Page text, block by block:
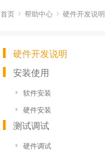
首页 帮助中心 硬件开发说明
硬件开发说明
安装使用
软件安装
硬件安装
测试调试
硬件调试